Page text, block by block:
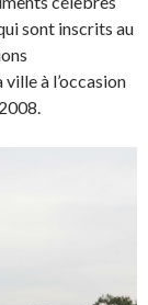
sont inscrits au
à l’occasion